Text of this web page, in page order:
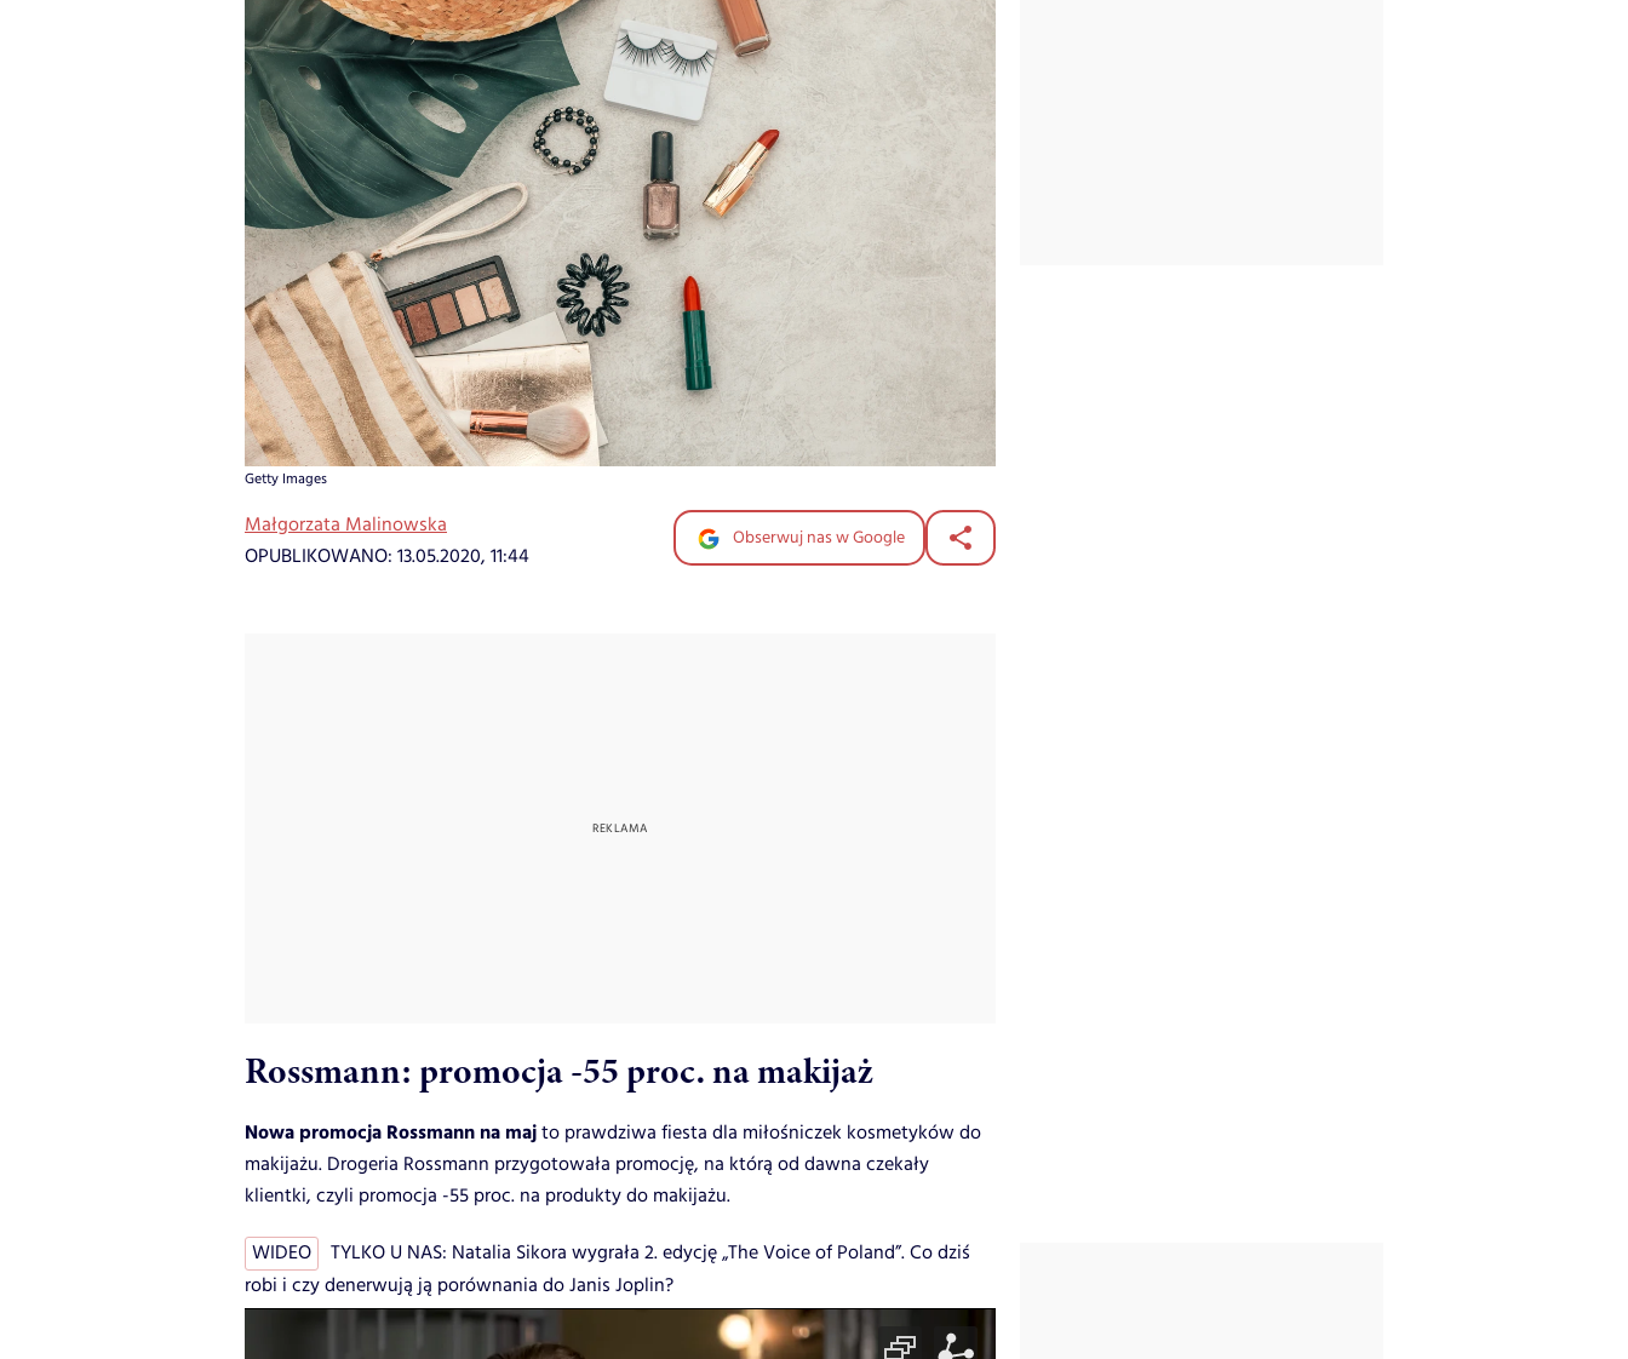
Getty Images
Małgorzata Malinowska
OPUBLIKOWANO: 13.05.2020, 11:44
Obserwuj nas w Google
Rossmann: promocja -55 proc. na makijaż
Nowa promocja Rossmann na majto prawdziwa fiesta dla miłośniczek kosmetyków do
makijażu. Drogeria Rossmann przygotowała promocję, na którą od dawna czekały
klientki, czyli promocja -55 proc. na produkty do makijażu.
WIDEO
TYLKO U NAS: Natalia Sikora wygrała 2. edycję „The Voice of Poland”. Co dziś
robi i czy denerwują ją porównania do Janis Joplin?